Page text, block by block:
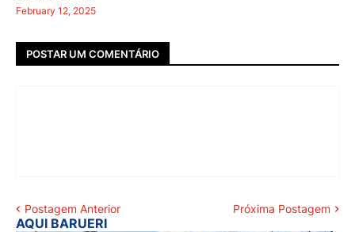
February 12, 2025
POSTAR UM COMENTÁRIO
Postagem Anterior Próxima Postagem
AQUI BARUERI